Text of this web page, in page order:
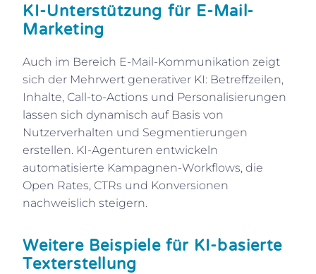
KI-Unterstützung für E-Mail-
Marketing
Auch im Bereich E-Mail-Kommunikation zeigt
sich der Mehrwert generativer KI: Betreffzeilen,
Inhalte, Call-to-Actions und Personalisierungen
lassen sich dynamisch auf Basis von
Nutzerverhalten und Segmentierungen
erstellen. KI-Agenturen entwickeln
automatisierte Kampagnen-Workflows, die
Open Rates, CTRs und Konversionen
nachweislich steigern.
Weitere Beispiele für KI-basierte
Texterstellung